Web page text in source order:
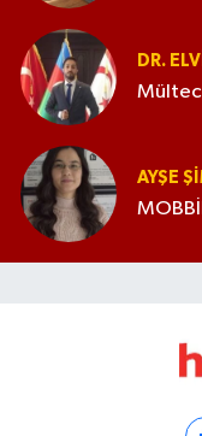
DR.
AYŞE